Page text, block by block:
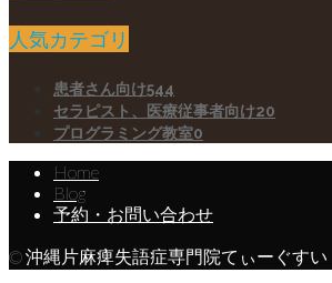
人気カテゴリ
患者さん向け544
セラピスト、医療従事者向け20
プログラミング教室0
Home
Blog
予約・お問い合わせ
© 沖縄片麻痺失語症専門院てぃーぐすい